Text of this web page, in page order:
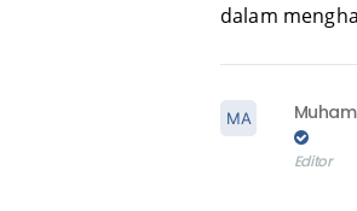
dalam
Editor